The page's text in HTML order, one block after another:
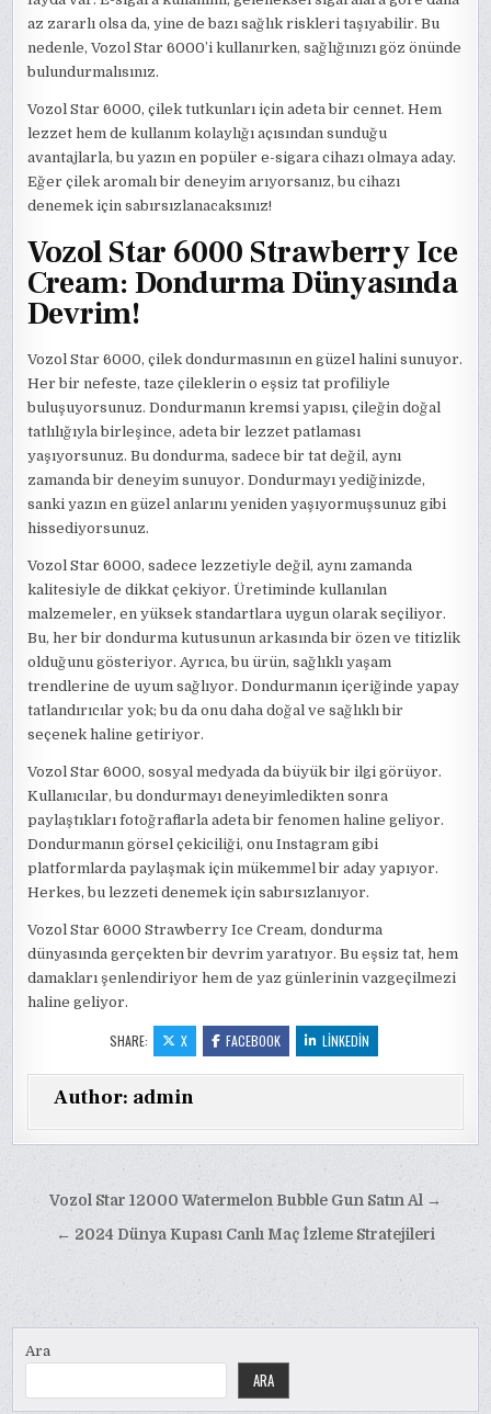
az zararlı olsa da, yine de bazı sağlık riskleri taşıyabilir. Bu
nedenle, Vozol Star 6000’i kullanırken, sağlığınızı göz önünde
bulundurmalısınız.
Vozol Star 6000, çilek tutkunları için adeta bir cennet. Hem
lezzet hem de kullanım kolaylığı açısından sunduğu
avantajlarla, bu yazın en popüler e-sigara cihazı olmaya aday.
Eğer çilek aromalı bir deneyim arıyorsanız, bu cihazı
denemek için sabırsızlanacaksınız!
Vozol Star 6000 Strawberry Ice
Cream: Dondurma Dünyasında
Devrim!
Vozol Star 6000, çilek dondurmasının en güzel halini sunuyor.
Her bir nefeste, taze çileklerin o eşsiz tat profiliyle
buluşuyorsunuz. Dondurmanın kremsi yapısı, çileğin doğal
tatlılığıyla birleşince, adeta bir lezzet patlaması
yaşıyorsunuz. Bu dondurma, sadece bir tat değil, aynı
zamanda bir deneyim sunuyor. Dondurmayı yediğinizde,
sanki yazın en güzel anlarını yeniden yaşıyormuşsunuz gibi
hissediyorsunuz.
Vozol Star 6000, sadece lezzetiyle değil, aynı zamanda
kalitesiyle de dikkat çekiyor. Üretiminde kullanılan
malzemeler, en yüksek standartlara uygun olarak seçiliyor.
Bu, her bir dondurma kutusunun arkasında bir özen ve titizlik
olduğunu gösteriyor. Ayrıca, bu ürün, sağlıklı yaşam
trendlerine de uyum sağlıyor. Dondurmanın içeriğinde yapay
tatlandırıcılar yok; bu da onu daha doğal ve sağlıklı bir
seçenek haline getiriyor.
Vozol Star 6000, sosyal medyada da büyük bir ilgi görüyor.
Kullanıcılar, bu dondurmayı deneyimledikten sonra
paylaştıkları fotoğraflarla adeta bir fenomen haline geliyor.
Dondurmanın görsel çekiciliği, onu Instagram gibi
platformlarda paylaşmak için mükemmel bir aday yapıyor.
Herkes, bu lezzeti denemek için sabırsızlanıyor.
Vozol Star 6000 Strawberry Ice Cream, dondurma
dünyasında gerçekten bir devrim yaratıyor. Bu eşsiz tat, hem
damakları şenlendiriyor hem de yaz günlerinin vazgeçilmezi
haline geliyor.
SHARE: X FACEBOOK LINKEDIN
Author: admin
Yazı
gezinmesi
Vozol Star 12000 Watermelon Bubble Gun Satın Al →
← 2024 Dünya Kupası Canlı Maç İzleme Stratejileri
Ara
ARA